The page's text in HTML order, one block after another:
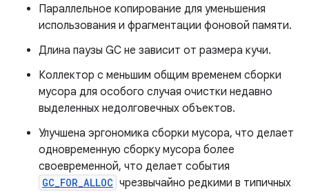
Параллельное копирование для уменьшения
использования и фрагментации фоновой памяти.
Длина паузы GC не зависит от размера кучи.
Коллектор с меньшим общим временем сборки
мусора для особого случая очистки недавно
выделенных недолговечных объектов.
Улучшена эргономика сборки мусора, что делает
одновременную сборку мусора более
своевременной, что делает события
GC_FOR_ALLOC чрезвычайно редкими в типичных